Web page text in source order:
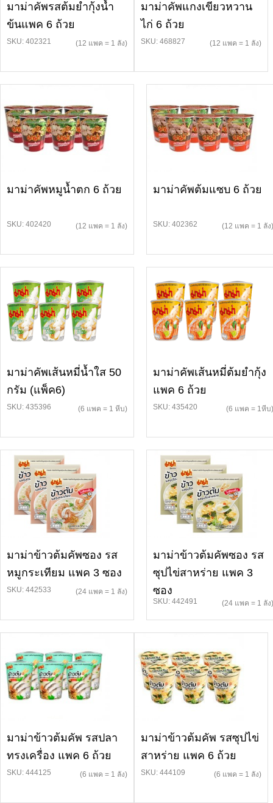
มาม่าคัพรสต้มยำกุ้งน้ำ
ข้นแพค 6 ถ้วย
SKU: 402321 (12 แพค = 1 ลัง)
มาม่าคัพแกงเขียวหวาน
ไก่ 6 ถ้วย
SKU: 468827 (12 แพค = 1 ลัง)
มาม่าคัพหมูน้ำตก 6 ถ้วย
SKU: 402420 (12 แพค = 1 ลัง)
มาม่าคัพต้มแซบ 6 ถ้วย
SKU: 402362 (12 แพค = 1 ลัง)
มาม่าคัพเส้นหมี่น้ำใส 50
กรัม (แพ็ค6)
SKU: 435396 (6 แพค = 1 หีบ)
มาม่าคัพเส้นหมี่ต้มยำกุ้ง
แพค 6 ถ้วย
SKU: 435420 (6 แพค = 1หีบ)
มาม่าข้าวต้มคัพซอง รส
หมูกระเทียม แพค 3 ซอง
SKU: 442533 (24 แพค = 1 ลัง)
มาม่าข้าวต้มคัพซอง รส
ซุปไข่สาหร่าย แพค 3
ซอง
SKU: 442491 (24 แพค = 1 ลัง)
มาม่าข้าวต้มคัพ รสปลา
ทรงเครื่อง แพค 6 ถ้วย
SKU: 444125 (6 แพค = 1 ลัง)
มาม่าข้าวต้มคัพ รสซุปไข่
สาหร่าย แพค 6 ถ้วย
SKU: 444109 (6 แพค = 1 ลัง)